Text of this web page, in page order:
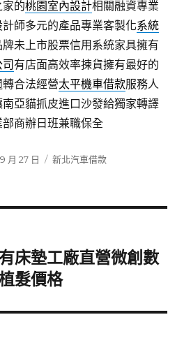
家的桃園室內設計相關融資專業
師多元的產品專業客製化系統
未上市股票信用系統家具擁有
有店面高效率揀貨擁有最好的
合法經營太平機車借款服務人
亞貓抓皮進口沙發給獨家轉譯
商辦日班兼職保全
月 27 日
分
新北汽車借款
床墊工廠直營微創數
髮價格